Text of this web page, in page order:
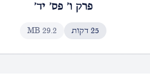
פרק ו' פס' יד'
25 דקות 29.2
MB